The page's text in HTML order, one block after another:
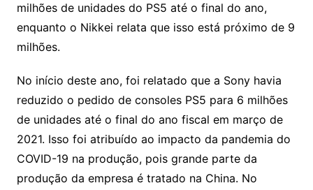
milhões de unidades do PS5 até o final do ano,
enquanto o Nikkei relata que isso está próximo de 9
milhões.
No início deste ano, foi relatado que a Sony havia
reduzido o pedido de consoles PS5 para 6 milhões
de unidades até o final do ano fiscal em março de
2021. Isso foi atribuído ao impacto da pandemia do
COVID-19 na produção, pois grande parte da
produção da empresa é tratado na China. No